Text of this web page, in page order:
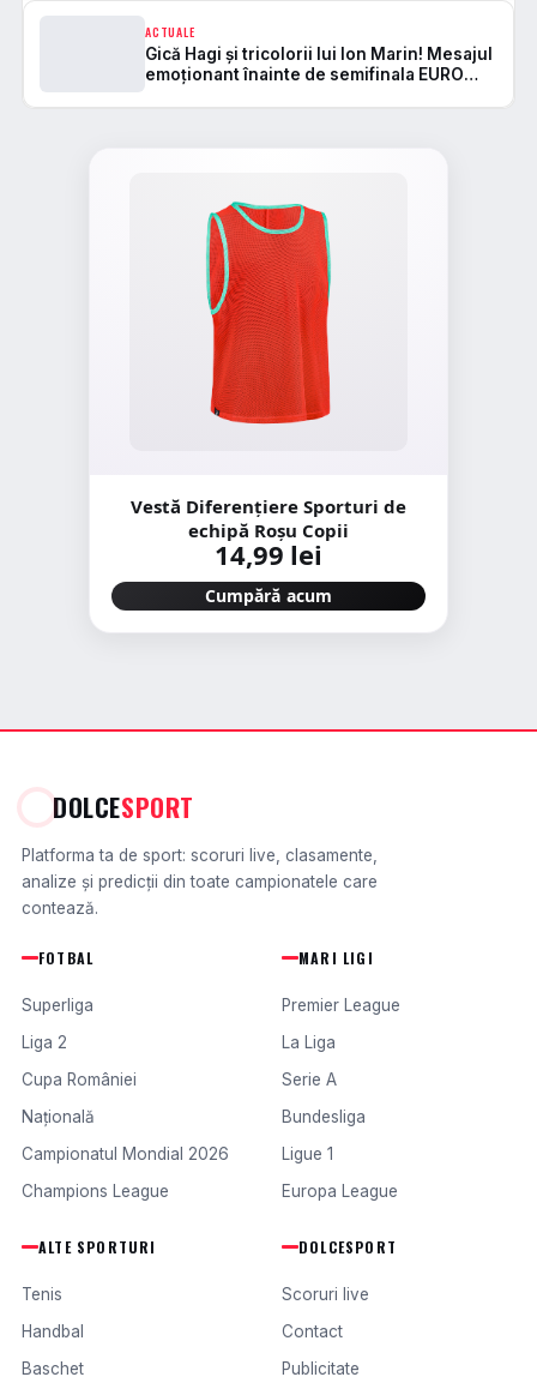
ACTUALE
Gică Hagi și tricolorii lui Ion Marin! Mesajul
emoționant înainte de semifinala EURO
Vestă Diferențiere Sporturi de
echipă Roșu Copii
14,99 lei
Cumpără acum
DOLCESPORT
Platforma ta de sport: scoruri live, clasamente,
analize și predicții din toate campionatele care
contează.
FOTBAL
Superliga
Liga 2
Cupa României
Națională
Campionatul Mondial 2026
Champions League
MARI LIGI
Premier League
La Liga
Serie A
Bundesliga
Ligue 1
Europa League
ALTE SPORTURI
Tenis
Handbal
Baschet
DOLCESPORT
Scoruri live
Contact
Publicitate